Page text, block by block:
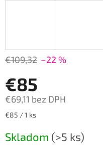
€109,32 –22 %
€85
€69,11 bez DPH
Jednotková
€85 / 1 ks
Skladom (>5 ks)